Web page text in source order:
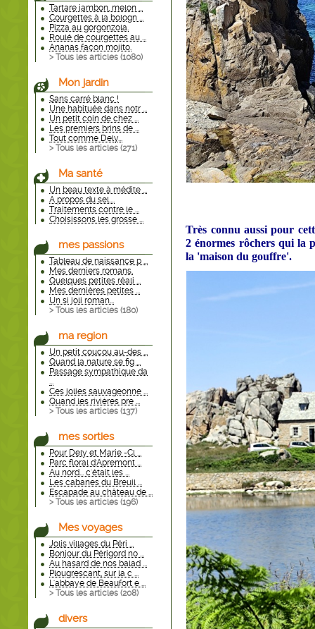
Tartare jambon, melon ...
Courgettes à la bologn ...
Pizza au gorgonzola.
Roulé de courgettes au ...
Ananas façon mojito.
> Tous les articles (1080)
Mon jardin
Sans carré blanc !
Une habituée dans notr ...
Un petit coin de chez ...
Les premiers brins de ...
Tout comme Dely...
> Tous les articles (271)
Ma santé
Un beau texte à médite ...
A propos du sel....
Traitements contre le ...
Choisissons les grosse ...
mes passions
Tableau de naissance p ...
Mes derniers romans.
Quelques petites réali ...
Mes dernières petites ...
Un si joli roman...
> Tous les articles (180)
ma region
Un petit coucou au-des ...
Quand la nature se fig ...
Passage sympathique da
...
Ces jolies sauvageonne ...
Quand les rivières pre ...
> Tous les articles (137)
mes sorties
Pour Dely et Marie -Cl ...
Parc floral d'Apremont ...
Au nord... c'était les ...
Les cabanes du Breuil ...
Escapade au château de ...
> Tous les articles (196)
Mes voyages
Jolis villages du Péri ...
Bonjour du Périgord no ...
Au hasard de nos balad ...
Plougrescant, sur la c ...
L'abbaye de Beaufort e ...
> Tous les articles (208)
divers
Très connu aussi pour
2 énormes rôchers qui la
la 'maison du gouffre'.